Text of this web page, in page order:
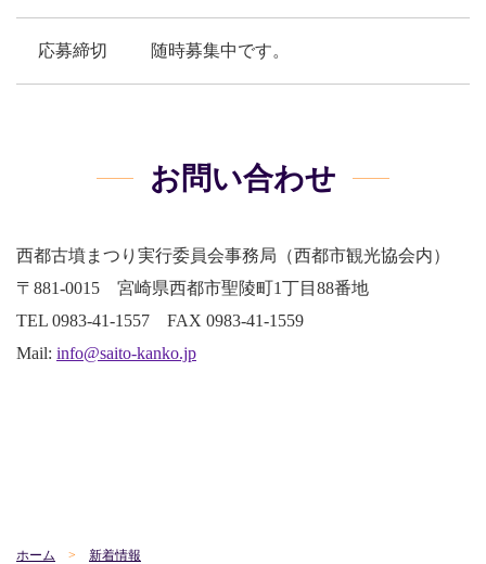
応募締切 随時募集中です。
お問い合わせ
西都古墳まつり実行委員会事務局（西都市観光協会内）
〒881-0015 宮崎県西都市聖陵町1丁目88番地
TEL 0983-41-1557 FAX 0983-41-1559
Mail: info@saito-kanko.jp
ホーム
新着情報